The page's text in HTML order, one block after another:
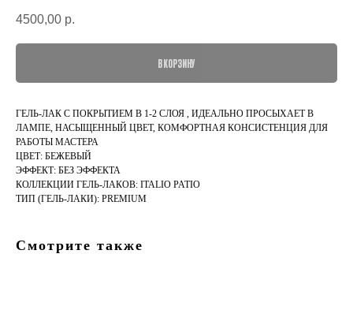
4500,00 р.
В КОРЗИНУ
ГЕЛЬ-ЛАК С ПОКРЫТИЕМ В 1-2 СЛОЯ , ИДЕАЛЬНО ПРОСЫХАЕТ В
ЛАМПЕ, НАСЫЩЕННЫЙ ЦВЕТ, КОМФОРТНАЯ КОНСИСТЕНЦИЯ ДЛЯ
РАБОТЫ МАСТЕРА
ЦВЕТ: БЕЖЕВЫЙ
ЭФФЕКТ: БЕЗ ЭФФЕКТА
КОЛЛЕКЦИИ ГЕЛЬ-ЛАКОВ: ITALIO PATIO
ТИП (ГЕЛЬ-ЛАКИ): PREMIUM
Смотрите также